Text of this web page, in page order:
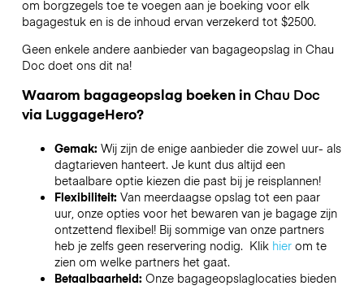
om borgzegels toe te voegen aan je boeking voor elk
bagagestuk en is de inhoud ervan verzekerd tot $2500.
Geen enkele andere aanbieder van bagageopslag in Chau
Docdoet ons dit na!
Waarom bagageopslag boeken inChau Doc
via LuggageHero?
Gemak: Wij zijn de enige aanbieder die zowel uur- als
dagtarieven hanteert. Je kunt dus altijd een
betaalbare optie kiezen die past bij je reisplannen!
Flexibiliteit: Van meerdaagse opslag tot een paar
uur, onze opties voor het bewaren van je bagage zijn
ontzettend flexibel! Bij sommige van onze partners
heb je zelfs geen reservering nodig. Klik hierom te
zien om welke partners het gaat.
Betaalbaarheid: Onze bagageopslaglocaties bieden